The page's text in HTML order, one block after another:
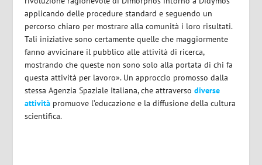
applicando delle procedure standard e seguendo un
percorso chiaro per mostrare alla comunità i loro risultati.
Tali iniziative sono certamente quelle che maggiormente
fanno avvicinare il pubblico alle attività di ricerca,
mostrando che queste non sono solo alla portata di chi fa
questa attività per lavoro». Un approccio promosso dalla
stessa Agenzia Spaziale Italiana, che attraversodiverse
attività promuove l’educazione e la diffusione della cultura
scientifica.